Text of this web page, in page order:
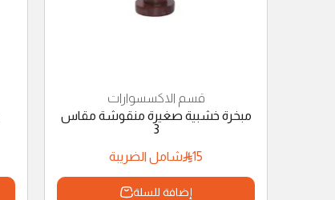
قسم الاكسسوارات
مبخرة خشبية صغيرة منقوشة مقاس
3
15
شامل الضريبة
إضافة للسلة